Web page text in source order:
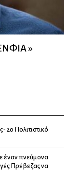
»
2ο Πολιτιστικό
έναν πνεύμονα
Πρέβεζας να